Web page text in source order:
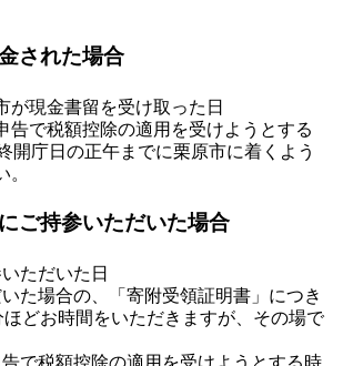
された場合
が現金書留を受け取った日
告で税額控除の適用を受けようとする
開庁日の正午までに栗原市に着くよう
。
ご持参いただいた場合
ただいた日
た場合の、「寄附受領証明書」につき
ほどお時間をいただきますが、その場で